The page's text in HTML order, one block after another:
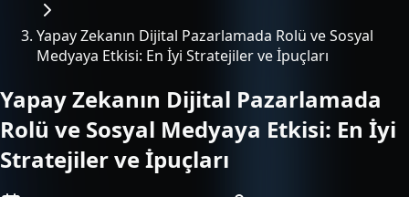
Yapay Zekanın Dijital Pazarlamada Rolü ve Sosyal
Medyaya Etkisi: En İyi Stratejiler ve İpuçları
Yapay Zekanın Dijital Pazarlamada
Rolü ve Sosyal Medyaya Etkisi: En İyi
Stratejiler ve İpuçları